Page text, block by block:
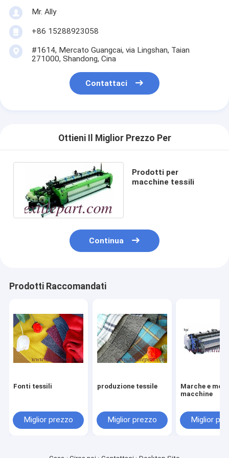
Mr. Ally
+86 15288923058
#1614, Mercato Guangcai, via Lingshan, Taian
271000, Shandong, Cina
Contattaci
Ottieni Il Miglior Prezzo Per
Prodotti per
macchine tessili
Continua
Prodotti Raccomandati
Fonti tessili
Miglior prezzo
produzione tessile
Miglior prezzo
Marche e
macchine
Miglior